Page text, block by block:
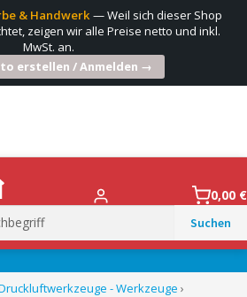
& Handwerk— Weil sich dieser Shop
zeigen wir alle Preise netto und inkl.
MwSt. an.
erstellen / Anmelden →
0,00 €
- Werkzeuge ›